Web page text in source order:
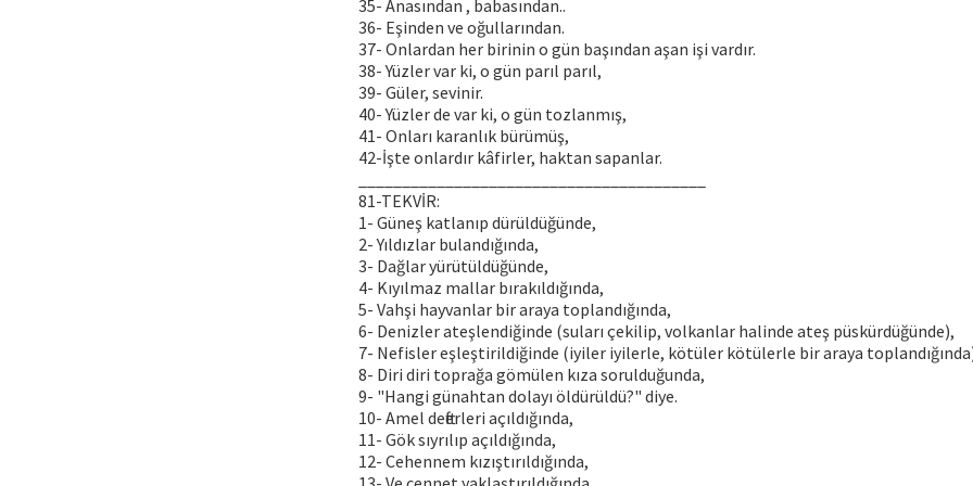
35- Anasından , babasından..
36- Eşinden ve oğullarından.
37- Onlardan her birinin o gün başından aşan işi vardır.
38- Yüzler var ki, o gün parıl parıl,
39- Güler, sevinir.
40- Yüzler de var ki, o gün tozlanmış,
41- Onları karanlık bürümüş,
42-İşte onlardır kâfirler, haktan sapanlar.
81-TEKVİR:
1- Güneş katlanıp dürüldüğünde,
2- Yıldızlar bulandığında,
3- Dağlar yürütüldüğünde,
4- Kıyılmaz mallar bırakıldığında,
5- Vahşi hayvanlar bir araya toplandığında,
6- Denizler ateşlendiğinde (suları çekilip, volkanlar halinde ateş püskürdüğünde),
7- Nefisler eşleştirildiğinde (iyiler iyilerle, kötüler kötülerle bir araya
8- Diri diri toprağa gömülen kıza sorulduğunda,
9- "Hangi günahtan dolayı öldürüldü?" diye.
10- Amel defterleri açıldığında,
11- Gök sıyrılıp açıldığında,
12- Cehennem kızıştırıldığında,